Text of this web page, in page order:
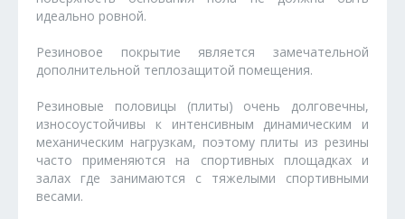
идеально ровной.
Резиновое покрытие является замечательной
дополнительной теплозащитой помещения.
Резиновые половицы (плиты) очень долговечны,
износоустойчивы к интенсивным динамическим и
механическим нагрузкам, поэтому плиты из резины
часто применяются на спортивных площадках и
залах где занимаются с тяжелыми спортивными
весами.